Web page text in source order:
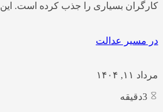
کارگران بسیاری را جذب کرده است. این
در مسیر عدالت
مرداد ۱۱, ۱۴۰۴
دقیقه